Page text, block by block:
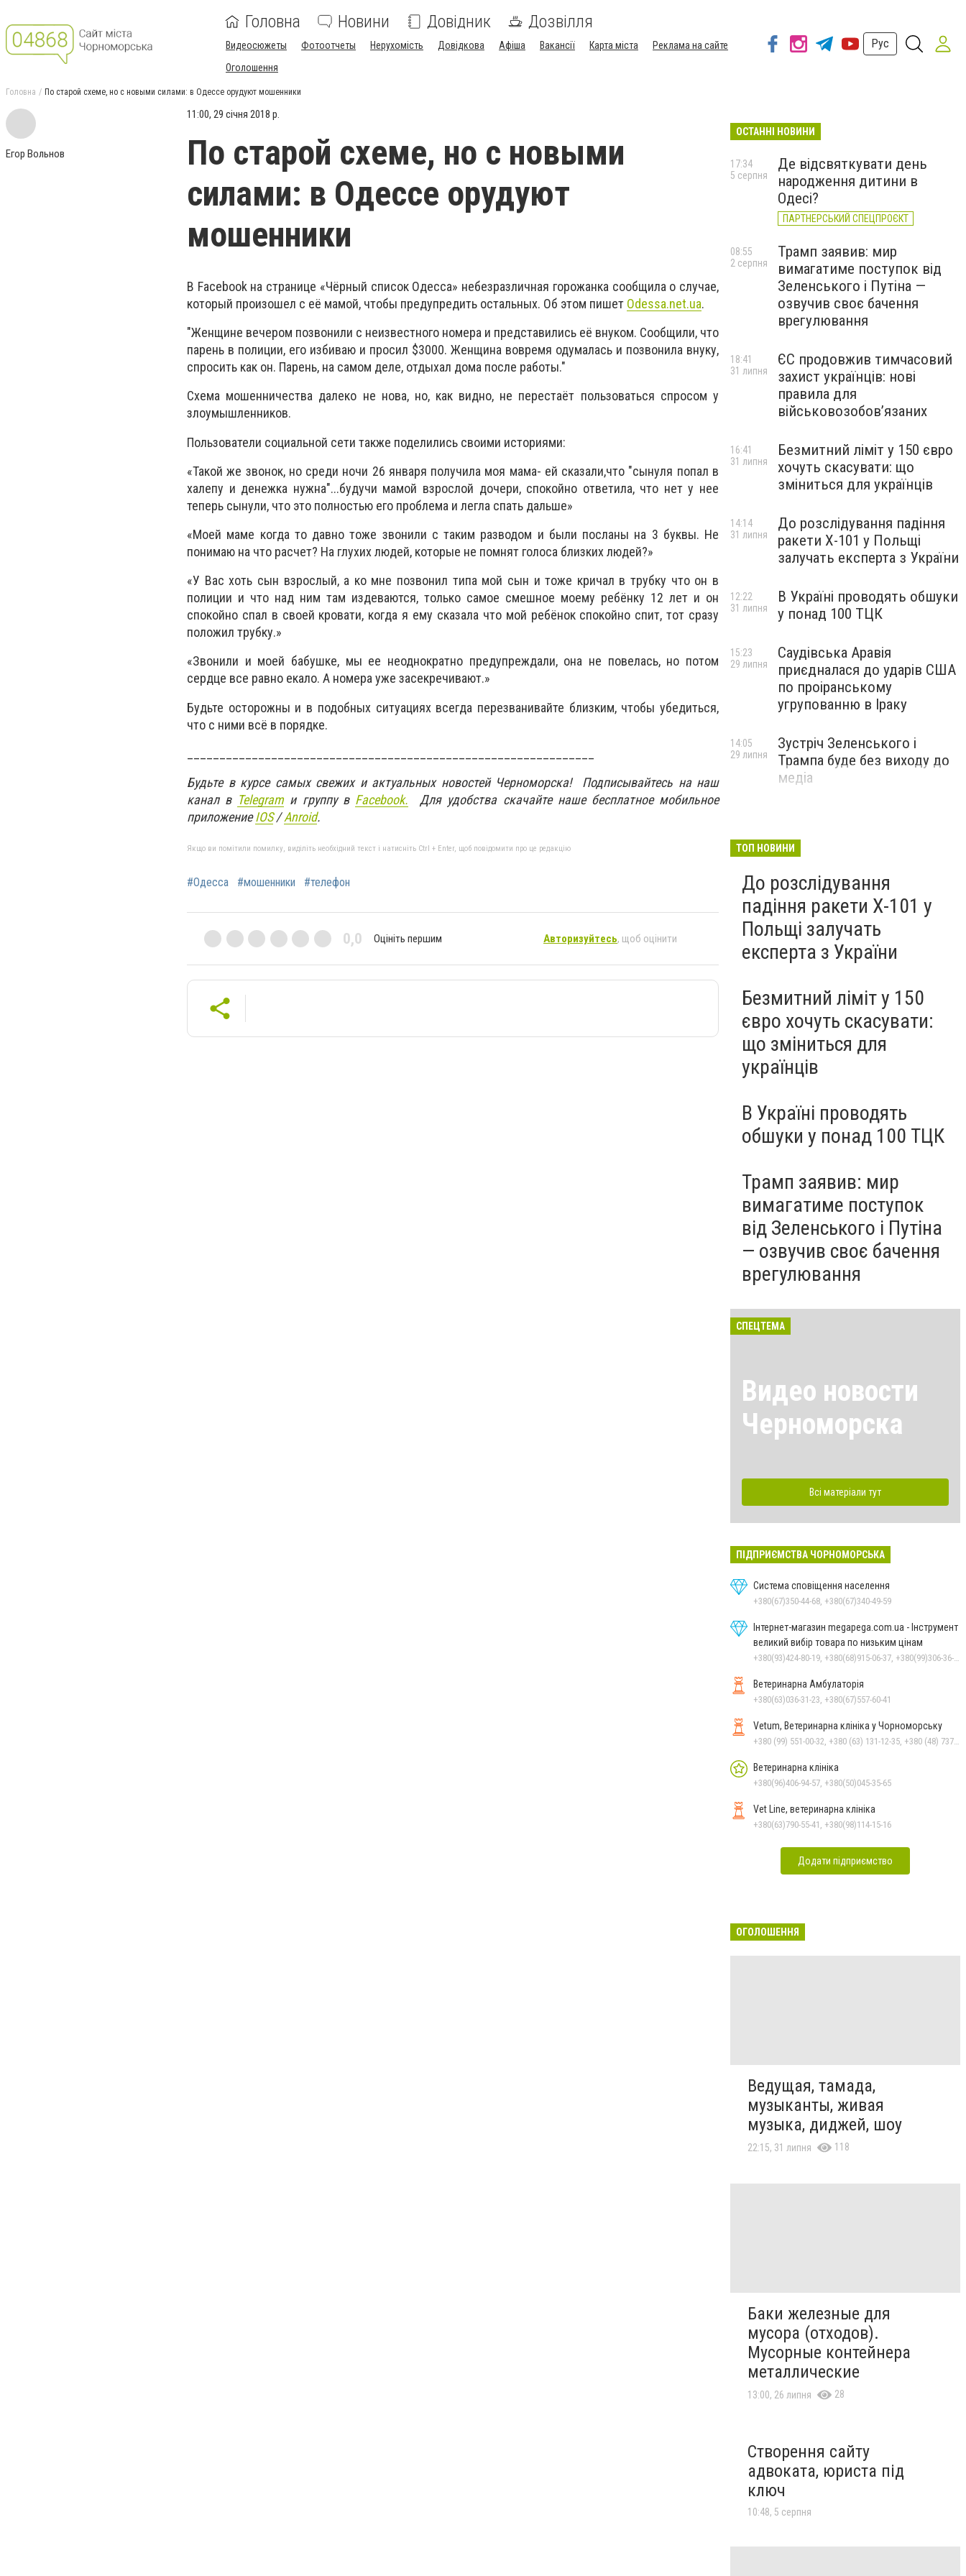
Головна Новини Довідник Дозвілля
Видеосюжеты Фотоотчеты Нерухомість Довідкова Афіша Вакансії Карта міста
Реклама на сайте
Оголошення
Рус
Головна По старой схеме, но с новыми силами: в Одессе орудуют мошенники
Егор Вольнов
11:00, 29 січня 2018 р.
По старой схеме, но с новыми
силами: в Одессе орудуют
мошенники
В Facebook на странице «Чёрный список Одесса» небезразличная горожанка сообщила о случае,
который произошел с её мамой, чтобы предупредить остальных. Об этом пишет Odessa.net.ua.
"Женщине вечером позвонили с неизвестного номера и представились её внуком. Сообщили, что
парень в полиции, его избиваю и просил $3000. Женщина вовремя одумалась и позвонила внуку,
спросить как он. Парень, на самом деле, отдыхал дома после работы."
Схема мошенничества далеко не нова, но, как видно, не перестаёт пользоваться спросом у
злоумышленников.
Пользователи социальной сети также поделились своими историями:
«Такой же звонок, но среди ночи 26 января получила моя мама- ей сказали,что "сынуля попал в
халепу и денежка нужна"...будучи мамой взрослой дочери, спокойно ответила, что нет у нее
теперь сынули, что это полностью его проблема и легла спать дальше»
«Моей маме когда то давно тоже звонили с таким разводом и были посланы на 3 буквы. Не
понимаю на что расчет? На глухих людей, которые не помнят голоса близких людей?»
«У Вас хоть сын взрослый, а ко мне позвонил типа мой сын и тоже кричал в трубку что он в
полиции и что над ним там издеваются, только самое смешное моему ребёнку 12 лет и он
спокойно спал в своей кровати, когда я ему сказала что мой ребёнок спокойно спит, тот сразу
положил трубку.»
«Звонили и моей бабушке, мы ее неоднократно предупреждали, она не повелась, но потом
сердце все равно екало. А номера уже засекречивают.»
Будьте осторожны и в подобных ситуациях всегда перезванивайте близким, чтобы убедиться,
что с ними всё в порядке.
Будьте в курсе самых свежих и актуальных новостей Черноморска! Подписывайтесь на наш
канал в Telegram и группу в Facebook. Для удобства скачайте наше бесплатное мобильное
приложениеIOS/Anroid.
Якщо ви помітили помилку, виділіть необхідний текст і натисніть Ctrl + Enter, щоб повідомити про це редакцію
#Одесса #мошенники #телефон
0,0 Оцініть першим Авторизуйтесь, щоб оцінити
ОСТАННІ НОВИНИ
Де відсвяткувати день
народження дитини в
Одесі?
ПАРТНЕРСЬКИЙ СПЕЦПРОЄКТ
17:34
5 серпня
Трамп заявив: мир
вимагатиме поступок від
Зеленського і Путіна —
озвучив своє бачення
врегулювання
08:55
2 серпня
ЄС продовжив тимчасовий
захист українців: нові
правила для
військовозобов’язаних
18:41
31 липня
Безмитний ліміт у 150 євро
хочуть скасувати: що
зміниться для українців
16:41
31 липня
До розслідування падіння
ракети Х-101 у Польщі
залучать експерта з України
14:14
31 липня
В Україні проводять обшуки
у понад 100 ТЦК
12:22
31 липня
Саудівська Аравія
приєдналася до ударів США
по проіранському
угрупованню в Іраку
15:23
29 липня
Зустріч Зеленського і
Трампа буде без виходу до
медіа
14:05
29 липня
ТОП НОВИНИ
До розслідування
падіння ракети Х-101 у
Польщі залучать
експерта з України
Безмитний ліміт у 150
євро хочуть скасувати:
що зміниться для
українців
В Україні проводять
обшуки у понад 100 ТЦК
Трамп заявив: мир
вимагатиме поступок
від Зеленського і Путіна
— озвучив своє бачення
врегулювання
СПЕЦТЕМА
Видео новости
Черноморска
Всі матеріали тут
ПІДПРИЄМСТВА ЧОРНОМОРСЬКА
Система сповіщення населення
+380(67)350-44-68, +380(67)340-49-59
Інтернет-магазин megapega.com.ua - Інструмент
великий вибір товара по низьким цінам
Ветеринарна Амбулаторія
+380(63)036-31-23, +380(67)557-60-41
Vetum, Ветеринарна клініка у Чорноморську
Ветеринарна клініка
+380(96)406-94-57, +380(50)045-35-65
Vet Line, ветеринарна клініка
+380(63)790-55-41, +380(98)114-15-16
Додати підприємство
ОГОЛОШЕННЯ
Ведущая, тамада,
музыканты, живая
музыка, диджей, шоу
22:15, 31 липня 118
Баки железные для
мусора (отходов).
Мусорные контейнера
металлические
13:00, 26 липня 28
Створення сайту
адвоката, юриста під
ключ
10:48, 5 серпня